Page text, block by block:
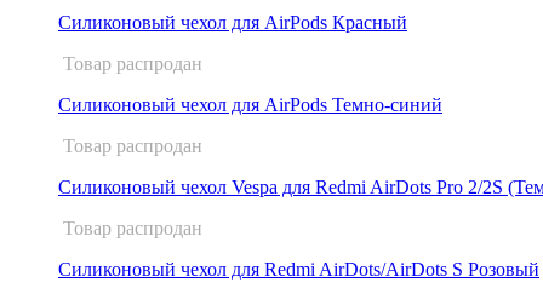
Силиконовый чехол для AirPods Красный
Товар распродан
Силиконовый чехол для AirPods Темно-синий
Товар распродан
Силиконовый чехол Vespa для Redmi AirDots Pro 2/2S
Товар распродан
Силиконовый чехол для Redmi AirDots/AirDots S Розовый